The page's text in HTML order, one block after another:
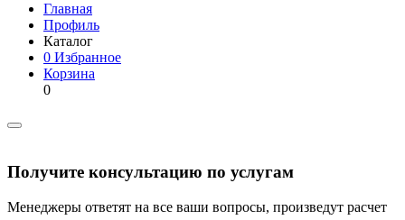
Главная
Профиль
Каталог
0 Избранное
Корзина
0
Получите консультацию по услугам
Менеджеры ответят на все ваши вопросы, произведут расчет